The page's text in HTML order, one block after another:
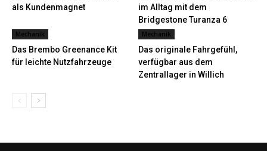
als Kundenmagnet
im Alltag mit dem
Bridgestone Turanza 6
Mechanik
Das Brembo Greenance Kit
für leichte Nutzfahrzeuge
Mechanik
Das originale Fahrgefühl,
verfügbar aus dem
Zentrallager in Willich